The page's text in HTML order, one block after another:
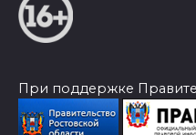
При поддержке